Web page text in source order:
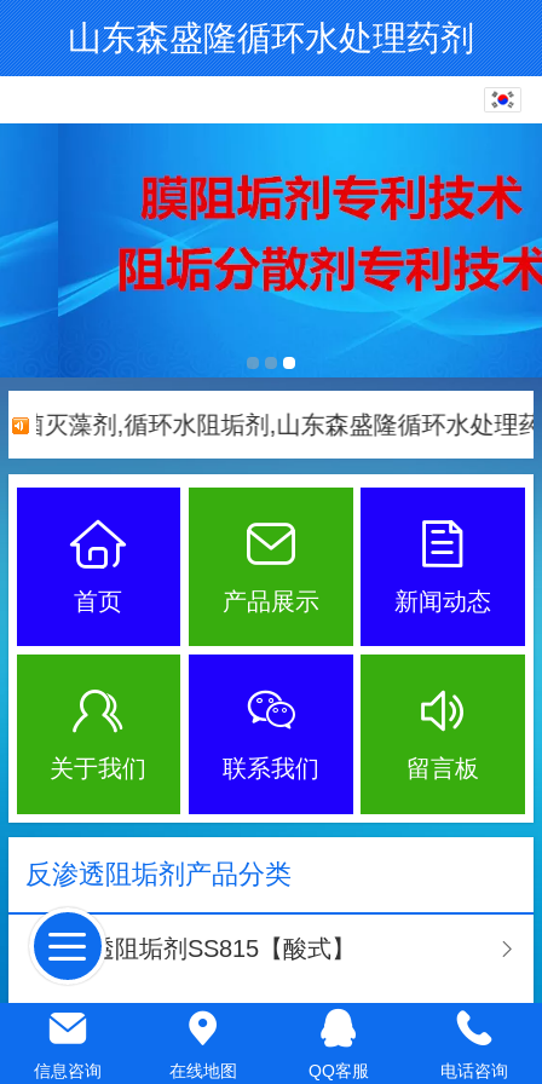
山东森盛隆循环水处理药剂
English
繁体
日本語
菌灭藻剂,循环水阻垢剂,山东森盛隆循环水处理
首页 产品展示 新闻动态
关于我们 联系我们 留言板
反渗透阻垢剂产品分类
反渗透阻垢剂SS815【酸式】
膜杀菌剂SM104【非氧化】
信息咨询 在线地图 QQ客服 电话咨询